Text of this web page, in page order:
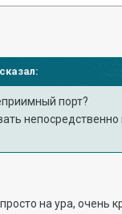
сказал:
порт?
на ура, очень